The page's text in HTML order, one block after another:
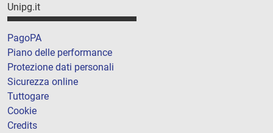
Unipg.it
PagoPA
Piano delle performance
Protezione dati personali
Sicurezza online
Tuttogare
Cookie
Credits